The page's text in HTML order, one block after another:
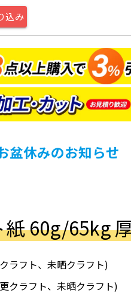
込み
盆休みのお知らせ
60g/65kg
ラフト、未晒クラフト)
クラフト、未晒クラフト)